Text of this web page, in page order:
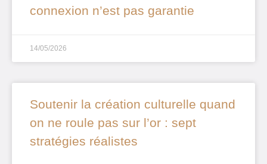
connexion n’est pas garantie
14/05/2026
Soutenir la création culturelle quand
on ne roule pas sur l’or : sept
stratégies réalistes